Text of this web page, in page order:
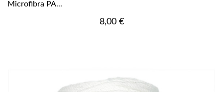
Microfibra PA...
Prezzo
8,00 €